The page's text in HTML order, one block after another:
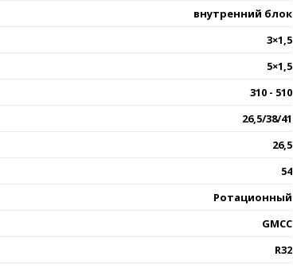
внутренний блок
3×1,5
5×1,5
310 - 510
26,5/38/41
26,5
54
Ротационный
GMCC
R32